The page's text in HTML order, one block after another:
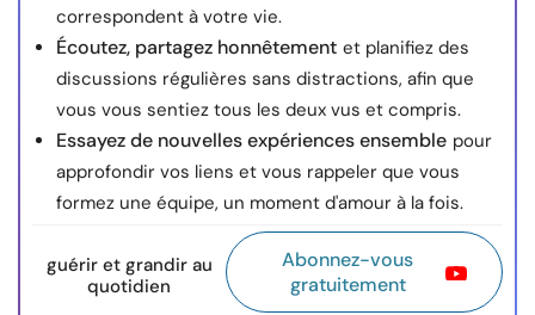
correspondent à votre vie.
Écoutez, partagez honnêtement et planifiez des
discussions régulières sans distractions, afin que
vous vous sentiez tous les deux vus et compris.
Essayez de nouvelles expériences ensemble pour
approfondir vos liens et vous rappeler que vous
formez une équipe, un moment d'amour à la fois.
guérir et grandir au
quotidien
Abonnez-vous
gratuitement